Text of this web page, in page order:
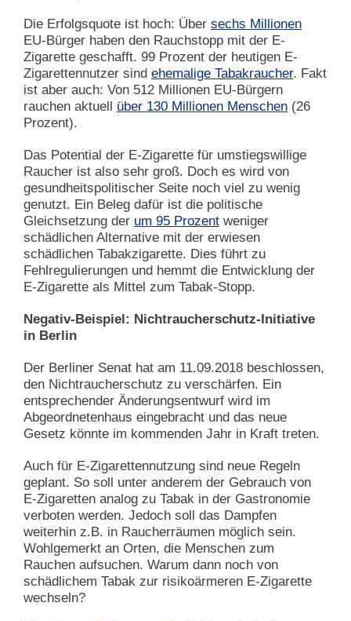
Die Erfolgsquote ist hoch: Über sechs Millionen
EU-Bürger haben den Rauchstopp mit der E-
Zigarette geschafft. 99 Prozent der heutigen E-
Zigarettennutzer sind ehemalige Tabakraucher. Fakt
ist aber auch: Von 512 Millionen EU-Bürgern
rauchen aktuell über 130 Millionen Menschen (26
Prozent).
Das Potential der E-Zigarette für umstiegswillige
Raucher ist also sehr groß. Doch es wird von
gesundheitspolitischer Seite noch viel zu wenig
genutzt. Ein Beleg dafür ist die politische
Gleichsetzung der um 95 Prozent weniger
schädlichen Alternative mit der erwiesen
schädlichen Tabakzigarette. Dies führt zu
Fehlregulierungen und hemmt die Entwicklung der
E-Zigarette als Mittel zum Tabak-Stopp.
Negativ-Beispiel: Nichtraucherschutz-Initiative
in Berlin
Der Berliner Senat hat am 11.09.2018 beschlossen,
den Nichtraucherschutz zu verschärfen. Ein
entsprechender Änderungsentwurf wird im
Abgeordnetenhaus eingebracht und das neue
Gesetz könnte im kommenden Jahr in Kraft treten.
Auch für E-Zigarettennutzung sind neue Regeln
geplant. So soll unter anderem der Gebrauch von
E-Zigaretten analog zu Tabak in der Gastronomie
verboten werden. Jedoch soll das Dampfen
weiterhin z.B. in Raucherräumen möglich sein.
Wohlgemerkt an Orten, die Menschen zum
Rauchen aufsuchen. Warum dann noch von
schädlichem Tabak zur risikoärmeren E-Zigarette
wechseln?